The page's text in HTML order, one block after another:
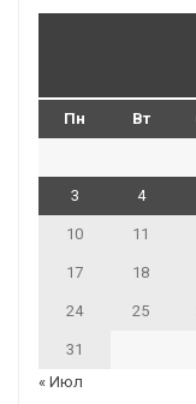
Пн Вт
3 4
10 11
17 18
24 25
31
« Июл